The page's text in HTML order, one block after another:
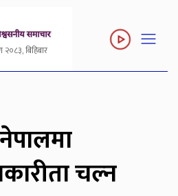
२०८३, बिहिबार
चल्न